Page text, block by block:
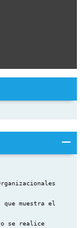
muestra el
se realice